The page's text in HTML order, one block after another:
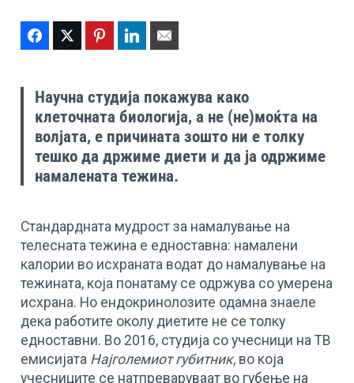
FacebookTwitter PinterestLinkedIn
Научна студија покажува како
клеточната биологија, а не (не)моќта на
волјата, е причината зошто ни е толку
тешко да држиме диети и да ја одржиме
намалената тежина.
Стандардната мудрост за намалување на
телесната тежина е едноставна: намалени
калории во исхраната водат до намалување на
тежината, која понатаму се одржува со умерена
исхрана. Но ендокринолозите одамна знаеле
дека работите околу диетите не се толку
едноставни. Во 2016, студија со учесници на ТВ
емисијата Најголемиот губитник, во која
учесниците се натпреваруваат во губење на